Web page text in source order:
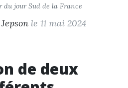
du jour Sud de la France
le 11 mai 2024
de deux